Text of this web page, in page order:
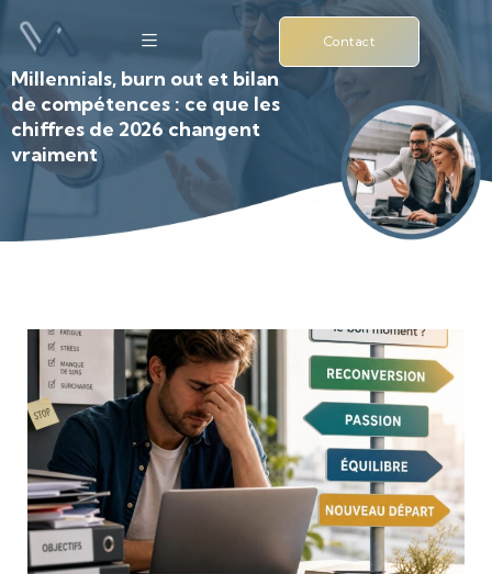
Contact
Millennials, burn out et bilan
de compétences : ce que les
chiffres de 2026 changent
vraiment